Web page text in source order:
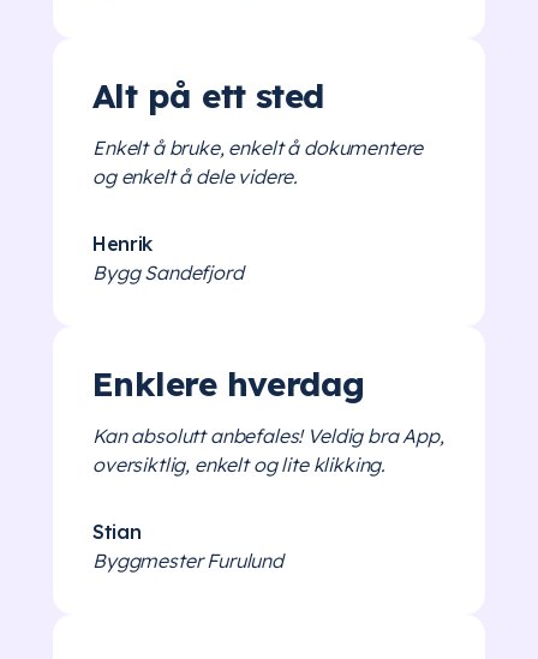
Alt på ett sted
Enkelt å bruke, enkelt å dokumentere
og enkelt å dele videre.
Henrik
Bygg Sandefjord
Enklere hverdag
Kan absolutt anbefales! Veldig bra App,
oversiktlig, enkelt og lite klikking.
Stian
Byggmester Furulund